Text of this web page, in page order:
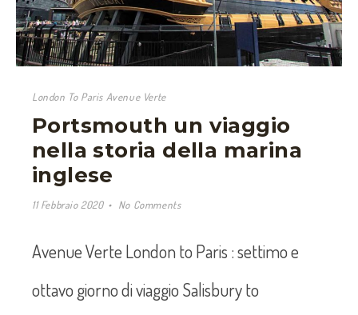
London To Paris Avenue Verte
Portsmouth un viaggio
nella storia della marina
inglese
11 Febbraio 2020 No Comments
Avenue Verte London to Paris : settimo e
ottavo giorno di viaggio Salisbury to